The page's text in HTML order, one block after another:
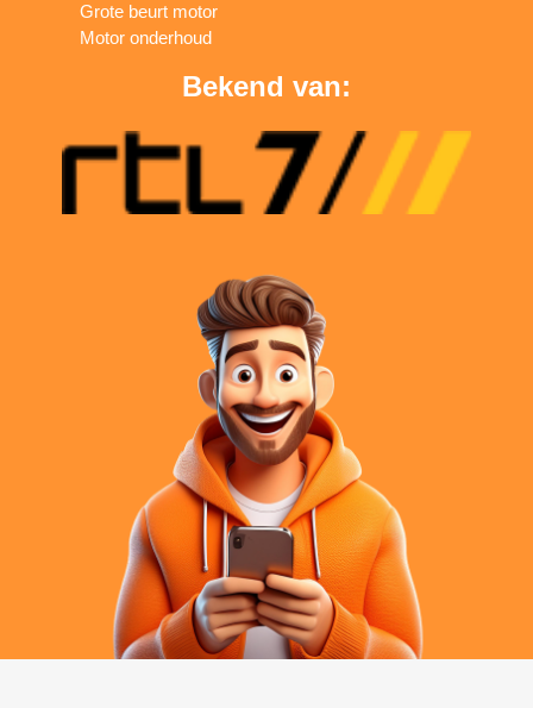
Grote beurt motor
Motor onderhoud
Bekend van: